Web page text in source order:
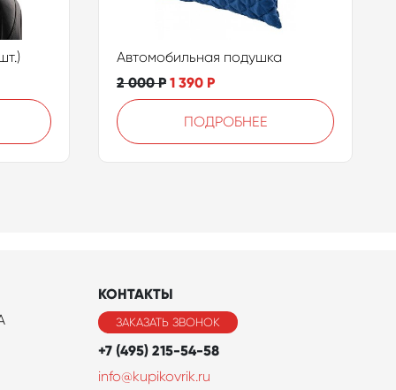
Автомобильная подушка
2 000Р 1 390 Р
ПОДРОБНЕЕ
КОНТАКТЫ
ЗАКАЗАТЬ ЗВОНОК
+7 (495) 215-54-58
info@kupikovrik.ru